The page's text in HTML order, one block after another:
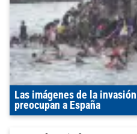
Las imágenes de la
preocupan a España